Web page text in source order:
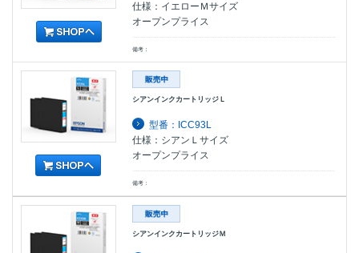
仕様：イエローＭサイズ
オープンプライス
備考：
シアンインクカートリッジＬ
型番：ICC93L
仕様：シアンＬサイズ
オープンプライス
備考：
シアンインクカートリッジＭ